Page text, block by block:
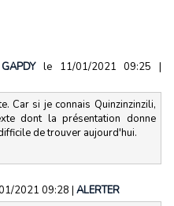
le 11/01/2021 09:25 |
Car si je connais Quinzinzinzili,
dont la présentation donne
de trouver aujourd'hui.
2021 09:28 | ALERTER